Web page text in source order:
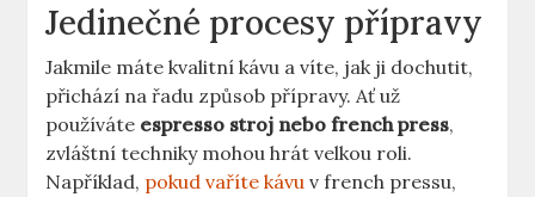
Jedinečné procesy ⁣přípravy
Jakmile‌ máte kvalitní kávu a ⁤víte, jak ji dochutit,
přichází na řadu způsob ‍přípravy. Ať už
používáte espresso stroj ⁢nebo french‍ press,
zvláštní techniky mohou hrát ⁢velkou roli.
Například, pokud vaříte kávu ⁣ v french pressu,⁤